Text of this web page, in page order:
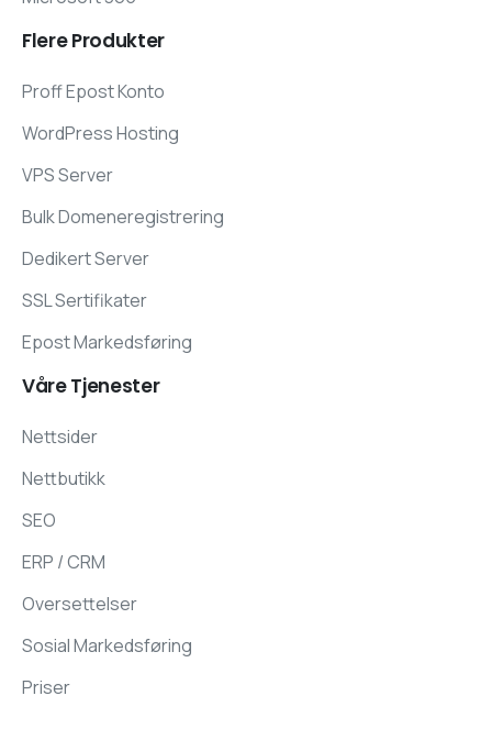
FlereProdukter
Proff Epost Konto
WordPress Hosting
VPS Server
Bulk Domeneregistrering
Dedikert Server
SSL Sertifikater
Epost Markedsføring
VåreTjenester
Nettsider
Nettbutikk
SEO
ERP / CRM
Oversettelser
Sosial Markedsføring
Priser